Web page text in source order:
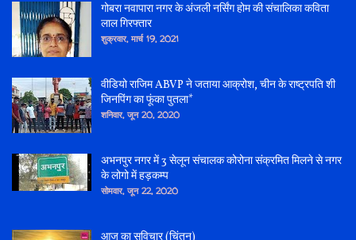
गोबरा नवापारा नगर के अंजली नर्सिंग होम की संचालिका कविता
लाल गिरफ्तार
शुक्रवार, मार्च 19, 2021
वीडियो राजिम ABVP ने जताया आक्रोश, चीन के राष्ट्रपति शी
जिनपिंग का फूंका पुतला*
शनिवार, जून 20, 2020
अभनपुर नगर में 3 सेलून संचालक कोरोना संक्रमित मिलने से नगर
के लोगो में हड़कम्प
सोमवार, जून 22, 2020